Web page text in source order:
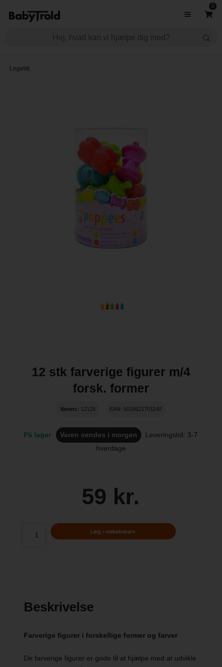
0
Legetøj
12 stk farverige figurer m/4
forsk. former
Varenr.: 12125 EAN: 5018621701140
På lager Varen sendes i morgen
Leveringstid: 3-7
hverdage
59 kr.
Beskrivelse
Farverige figurer i forskellige former og farver
De farverige figurer er gode til at hjælpe med at udvikle